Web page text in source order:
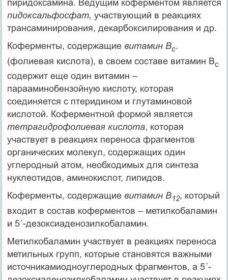
пиридоксамина. Ведущим коферментом является
пидоксальфосфат, участвующий в реакциях
трансаминирования, декарбоксилирования и др.
Коферменты, содержащие витамин Вс.
(фолиевая кислота), в своем составе витамин Вс
содержит еще один витамин –
парааминобензойную кислоту, которая
соединяется с птеридином и глутаминовой
кислотой. Коферментной формой является
тетрагидрофолиевая кислота, которая
участвует в реакциях переноса фрагментов
органических молекул, содержащих один
углеродный атом, необходимых для синтеза
нуклеотидов, аминокислот, липидов.
Коферменты, содержащие витамин В12, который
входит в состав коферментов – метилкобаламин
и 5´-дезоксиаденозилкобаламин.
Метилкобаламин участвует в реакциях переноса
метильных групп, которые становятся важными
источникамиодноуглеродных фрагментов, а 5´-